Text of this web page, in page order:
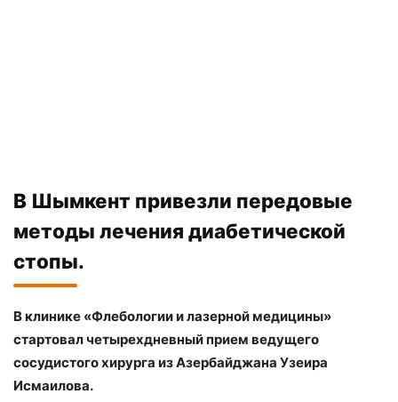
В Шымкент привезли передовые
методы лечения диабетической
стопы.
В клинике «Флебологии и лазерной медицины»
стартовал четырехдневный прием ведущего
сосудистого хирурга из Азербайджана Узеира
Исмаилова.